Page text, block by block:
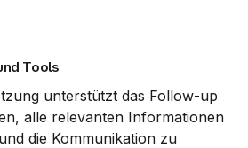
Tools
unterstützt das Follow-up
alle relevanten Informationen
die Kommunikation zu